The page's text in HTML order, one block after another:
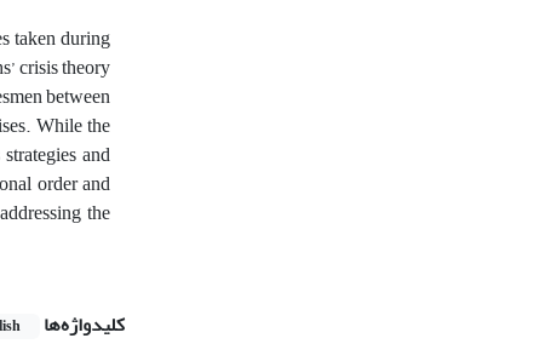
taken during
crisis theory
between
While the
and
order and
the
کلیدواژه‌ها